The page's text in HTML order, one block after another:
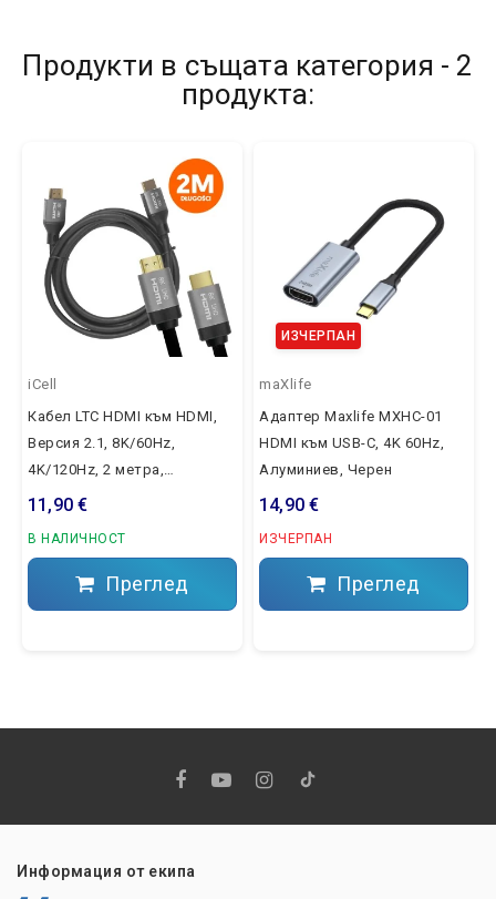
Продукти в същата категория - 2
продукта:
iCell
Кабел LTC HDMI към HDMI,
Версия 2.1, 8K/60Hz,
4K/120Hz, 2 метра,
Сребрист
11,90 €
В НАЛИЧНОСТ
Преглед
ИЗЧЕРПАН
maXlife
Адаптер Maxlife MXHC-01
HDMI към USB-C, 4K 60Hz,
Алуминиев, Черен
14,90 €
ИЗЧЕРПАН
Преглед
Информация от екипа